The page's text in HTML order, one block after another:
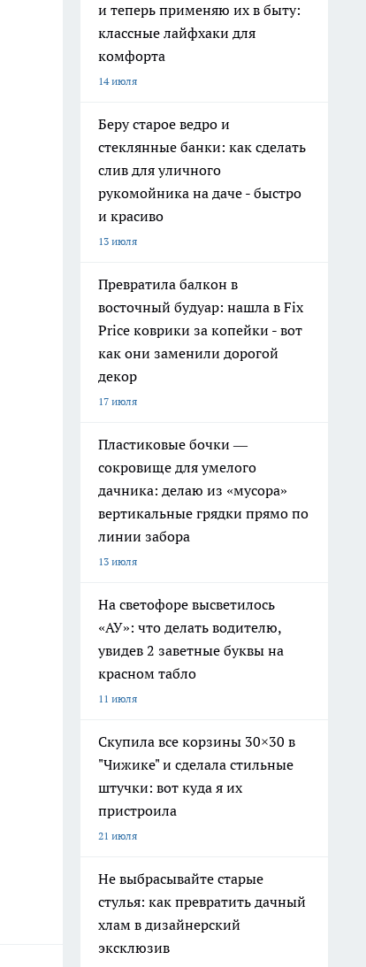
и теперь применяю их в быту:
классные лайфхаки для
комфорта
14 июля
Беру старое ведро и
стеклянные банки: как сделать
слив для уличного
рукомойника на даче - быстро
и красиво
13 июля
Превратила балкон в
восточный будуар: нашла в Fix
Price коврики за копейки - вот
как они заменили дорогой
декор
17 июля
Пластиковые бочки —
сокровище для умелого
дачника: делаю из «мусора»
вертикальные грядки прямо по
линии забора
13 июля
На светофоре высветилось
«АУ»: что делать водителю,
увидев 2 заветные буквы на
красном табло
11 июля
Скупила все корзины 30×30 в
"Чижике" и сделала стильные
штучки: вот куда я их
пристроила
21 июля
Не выбрасывайте старые
стулья: как превратить дачный
хлам в дизайнерский
эксклюзив